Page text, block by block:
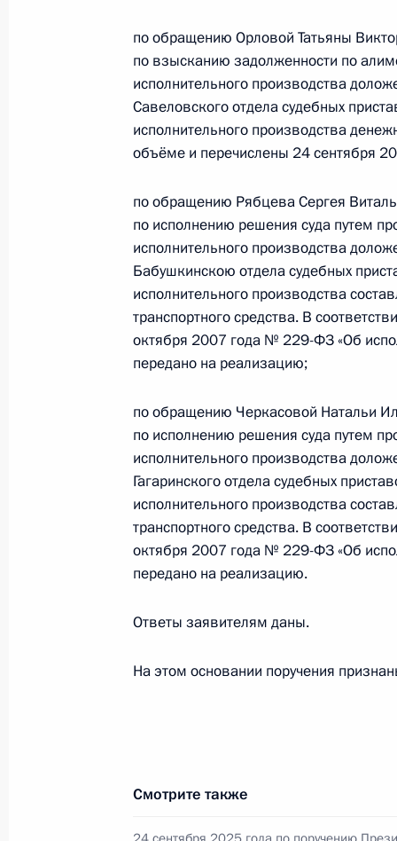
по поручению Президента
управления Федеральной службы
Коноваловым в Приёмной
в Москве 24 сентября 2025 года
24 октября 2025 года, 16:08
24 сентября 2025 года, среда
24 сентября 2025 года по
руководитель Главного
по городу Москве Николай
Федерации по приёму граждан в
24 сентября 2025 года, 15:39
14 февраля 2025 года, пятница
Исполнены поручения, данные по
по поручению Президента
управления Федеральной службы
Коноваловым в Приёмной
14 февраля 2025 года, 16:09
по городу Москве Николай
по обращению Орловой Татьяны
по взысканию задолженности по
исполнительного производства
Савеловского отдела судебных
исполнительного производства
объёме и перечислены 24 сентября
по обращению Рябцева Сергея
по исполнению решения суда путем
исполнительного производства
Бабушкинскою отдела судебных
исполнительного производства
транспортного средства. В
октября 2007 года № 229-ФЗ «Об
передано на реализацию;
по обращению Черкасовой Натальи
по исполнению решения суда путем
исполнительного производства
Гагаринского отдела судебных
исполнительного производства
транспортного средства. В
октября 2007 года № 229-ФЗ «Об
передано на реализацию.
Ответы заявителям даны.
На этом основании поручения
Смотрите также